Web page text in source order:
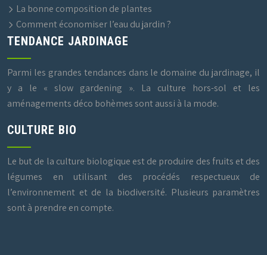
La bonne composition de plantes
Comment économiser l’eau du jardin ?
TENDANCE JARDINAGE
Parmi les grandes tendances dans le domaine du jardinage, il
y a le « slow gardening ». La culture hors-sol et les
aménagements déco bohèmes sont aussi à la mode.
CULTURE BIO
Le but de la culture biologique est de produire des fruits et des
légumes en utilisant des procédés respectueux de
l’environnement et de la biodiversité. Plusieurs paramètres
sont à prendre en compte.